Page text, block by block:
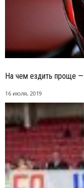
На чем ездить проще —
16 июля, 2019